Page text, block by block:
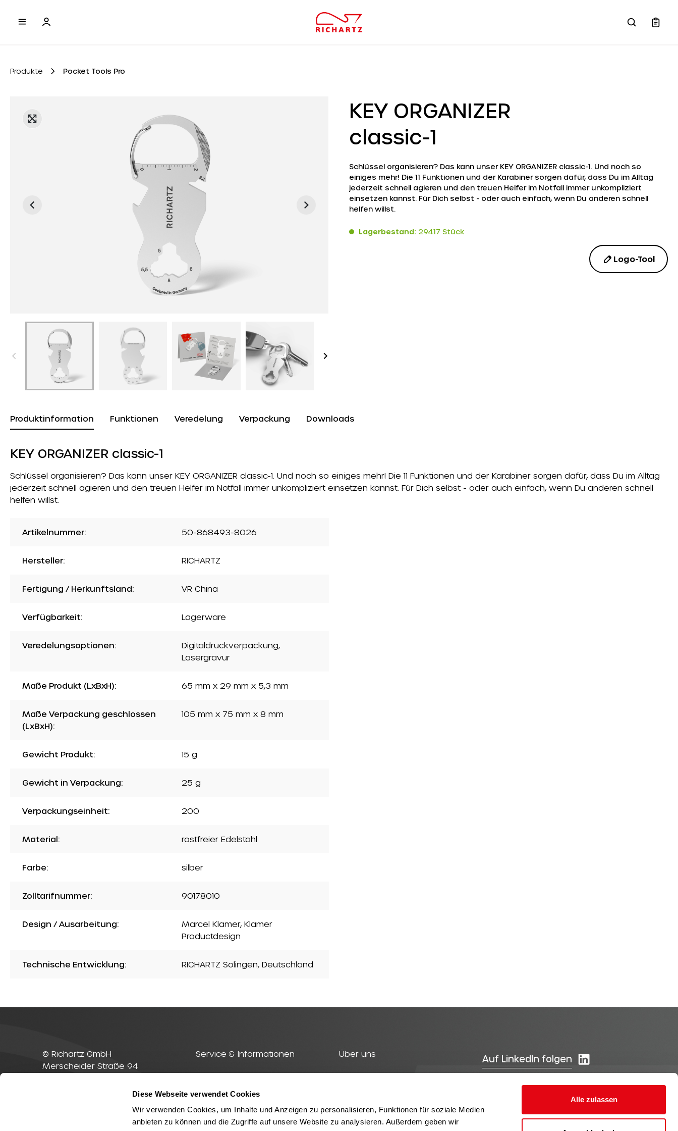
Diese Webseite verwendet Cookies
Wir verwenden Cookies, um Inhalte und Anzeigen zu personalisieren, Funktionen für soziale Medien
anbieten zu können und die Zugriffe auf unsere Website zu analysieren. Außerdem geben wir
Alle zulassen
Produkte Pocket Tools Pro
KEY ORGANIZER
classic-1
Schlüssel organisieren? Das kann unser KEY ORGANIZER classic-1. Und noch so
einiges mehr! Die 11 Funktionen und der Karabiner sorgen dafür, dass Du im Alltag
jederzeit schnell agieren und den treuen Helfer im Notfall immer unkompliziert
einsetzen kannst. Für Dich selbst - oder auch einfach, wenn Du anderen schnell
helfen willst.
Lagerbestand: 29417 Stück
Logo-Tool
Produktinformation Funktionen Veredelung Verpackung Downloads
KEY ORGANIZER classic-1
Schlüssel organisieren? Das kann unser KEY ORGANIZER classic-1. Und noch so einiges mehr! Die 11 Funktionen und der Karabiner sorgen dafür, dass Du im Alltag
jederzeit schnell agieren und den treuen Helfer im Notfall immer unkompliziert einsetzen kannst. Für Dich selbst - oder auch einfach, wenn Du anderen schnell
helfen willst.
Artikelnummer: 50-868493-8026
Hersteller: RICHARTZ
Fertigung / Herkunftsland: VR China
Verfügbarkeit: Lagerware
Veredelungsoptionen: Digitaldruckverpackung,
Lasergravur
Maße Produkt (LxBxH): 65 mm x 29 mm x 5,3 mm
Maße Verpackung geschlossen
(LxBxH):
105 mm x 75 mm x 8 mm
Gewicht Produkt: 15 g
Gewicht in Verpackung: 25 g
Verpackungseinheit: 200
Material: rostfreier Edelstahl
Farbe: silber
Zolltarifnummer: 90178010
Design / Ausarbeitung:
Marcel Klamer, Klamer
Productdesign
Technische Entwicklung: RICHARTZ Solingen, Deutschland
© Richartz GmbH
Merscheider Straße 94
+49(0)212-23 23 1-99
info@richartz.com
Service & Informationen
RICHARTZ Produkte
Über uns
Nachhaltigkeit
Auf LinkedIn folgen